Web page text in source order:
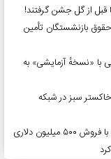
قبل از گل جشن گرفتند!
بازنشستگان تأمین
با «نسخهٔ آزمایشی» به
خاکستر سبز در شبکه
مرد عنکبوتی: روز تازه با فروش ۵۰۰ میلیون دلاری